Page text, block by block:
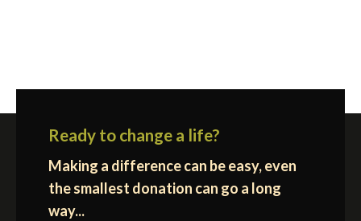
Ready to change a life?
Making a difference can be easy, even
the smallest donation can go a long
way...